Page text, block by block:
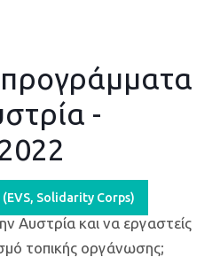
προγράμματα
-
Solidarity Corps)
Αυστρία και να εργαστείς
τοπικής οργάνωσης;